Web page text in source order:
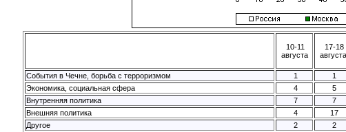
10-11
августа
17-18
августа
События в Чечне, борьба с терроризмом 1 1
Экономика, социальная сфера
4 5
Внутренняя политика
7 7
Внешняя политика
4 17
Другое
2 2